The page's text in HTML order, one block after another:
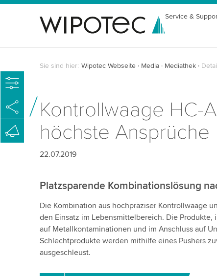
Service &
Sie sind hier: Wipotec Webseite Media Mediathek
Kontrollwaage HC-
höchste Ansprüche
22.07.2019
Platzsparende Kombinationslösung
Die Kombination aus hochpräziser Kontrollwaage
den Einsatz im Lebensmittelbereich. Die
auf Metallkontaminationen und im Anschluss auf
Schlechtprodukte werden mithilfe eines Pushers
ausgeschleust.